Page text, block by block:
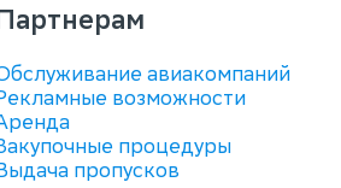
авиакомпаний
возможности
процедуры
пропусков